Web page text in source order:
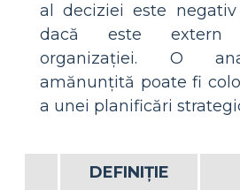
al deciziei este
dacă este extern
organizației. O
amănunțită poate fi
a unei planificări
DEFINIȚIE